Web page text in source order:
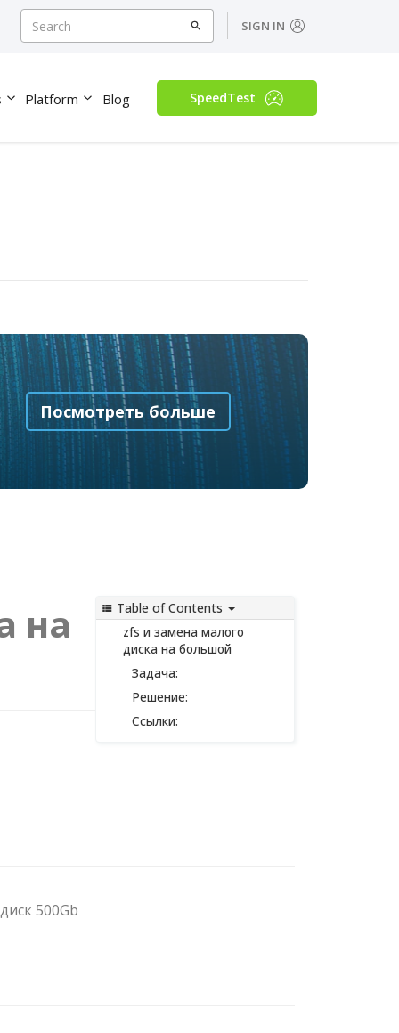
SIGN IN
Platform Blog SpeedTest
Посмотреть больше
Посмотреть больше
Table of Contents
zfs и замена малого
диска на большой
Задача:
Решение:
Ссылки:
на
500Gb